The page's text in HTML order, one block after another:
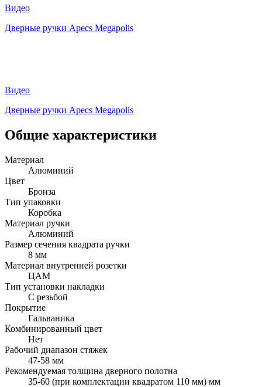
Видео
Дверные ручки Apecs Megapolis
Видео
Дверные ручки Apecs Megapolis
Общие характеристики
Материал
Алюминий
Цвет
Бронза
Тип упаковки
Коробка
Материал ручки
Алюминий
Размер сечения квадрата ручки
8 мм
Материал внутренней розетки
ЦАМ
Тип установки накладки
С резьбой
Покрытие
Гальваника
Комбинированный цвет
Нет
Рабочий диапазон стяжек
47-58 мм
Рекомендуемая толщина дверного полотна
35-60 (при комплектации квадратом 110 мм) мм